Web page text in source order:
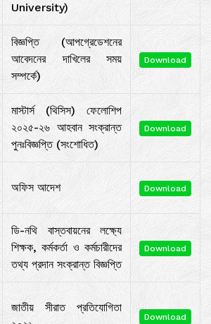
University)
বিজ্ঞপ্তি (আপগ্রেডেশনের
আবেদনের দাখিলের সময়
সম্পর্কে)
Download
মাস্টার্স (থিসিস) ফেলোশিপ
২০২৫-২৬ আহবান সংক্রান্ত
পুনঃবিজ্ঞপ্তি (সংশোধিত)
Download
অফিস আদেশ Download
ডি-নথি বাস্তবায়নের লক্ষ্যে
শিক্ষক, কর্মকর্তা ও কর্মচারীদের
তথ্য প্রদান সংক্রান্ত বিজ্ঞপ্তি
Download
জাতীয় সীরাত প্রতিযোগিতা
Download